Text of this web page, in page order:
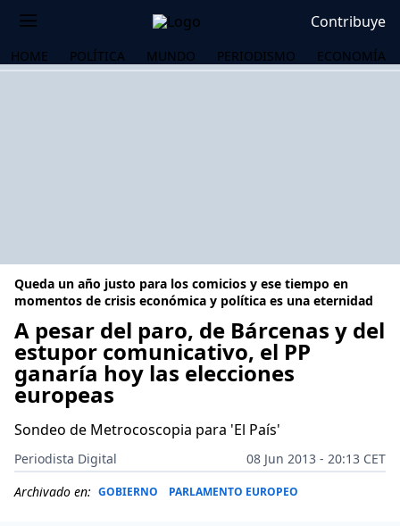
Contribuye
HOME POLÍTICA MUNDO PERIODISMO ECONOMÍA
Queda un año justo para los comicios y ese tiempo en
momentos de crisis económica y política es una eternidad
A pesar del paro, de Bárcenas y del
estupor comunicativo, el PP
ganaría hoy las elecciones
europeas
Sondeo de Metrocoscopia para 'El País'
Periodista Digital
08 Jun 2013 - 20:13 CET
Archivado en: GOBIERNO PARLAMENTO EUROPEO